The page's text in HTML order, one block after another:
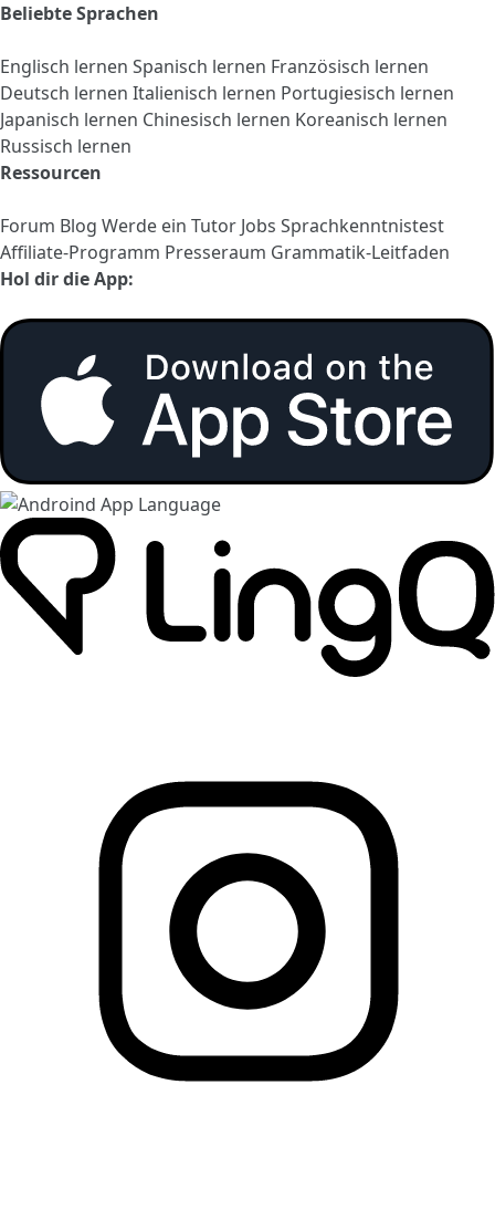
Beliebte Sprachen
Englisch lernen Spanisch lernen Französisch lernen
Deutsch lernen Italienisch lernen Portugiesisch lernen
Japanisch lernen Chinesisch lernen Koreanisch lernen
Russisch lernen
Ressourcen
Forum Blog Werde ein Tutor Jobs Sprachkenntnistest
Affiliate-Programm Presseraum Grammatik-Leitfaden
Hol dir die App: